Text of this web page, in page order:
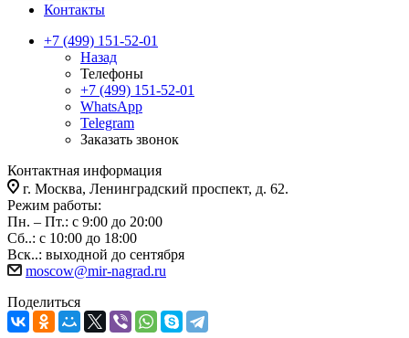
Контакты
+7 (499) 151-52-01
Назад
Телефоны
+7 (499) 151-52-01
WhatsApp
Telegram
Заказать звонок
Контактная информация
г. Москва, Ленинградский проспект, д. 62.
Режим работы:
Пн. – Пт.: с 9:00 до 20:00
Сб..: с 10:00 до 18:00
Вск..: выходной до сентября
moscow@mir-nagrad.ru
Поделиться